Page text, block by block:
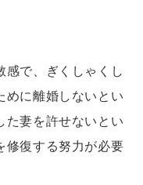
感で、ぎくしゃくし
めに離婚しないとい
た妻を許せないとい
修復する努力が必要